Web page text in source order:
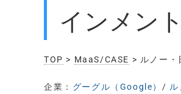
インメン
TOP > MaaS/CASE > ルノー
企業： グーグル（Google） /